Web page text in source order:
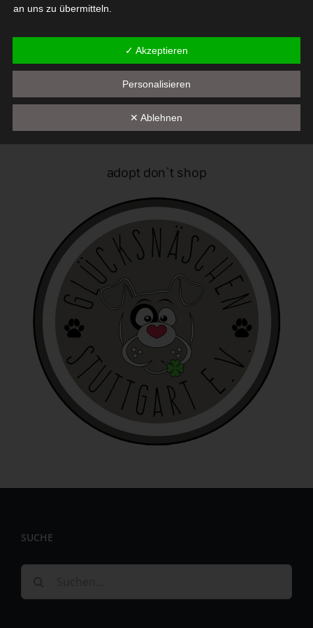
adopt don`t shop
SUCHE
nach:
an uns zu übermitteln.
Begriffsbestimmungen
Die Datenschutzerklärung beruht auf den Begrifflichkeiten, die
durch den Europäischen Richtlinien- und Verordnungsgeber
beim Erlass der Datenschutz-Grundverordnung (DS-GVO)
verwendet wurden. Unsere Datenschutzerklärung soll sowohl für
die Öffentlichkeit als auch für unsere Kunden und
Begrifflichkeiten erläutern.
Wir verwenden in dieser Datenschutzerklärung unter anderem
die folgenden Begriffe:
a) personenbezogene Daten
Personenbezogene Daten sind alle Informationen, die
sich auf eine identifizierte oder identifizierbare natürliche
Person (im Folgenden "betroffene Person") beziehen. Als
identifizierbar wird eine natürliche Person angesehen, die
direkt oder indirekt, insbesondere mittels Zuordnung zu
einer Kennung wie einem Namen, zu einer Kennnummer,
zu Standortdaten, zu einer Online-Kennung oder zu
einem oder mehreren besonderen Merkmalen, die
Ausdruck der physischen, physiologischen, genetischen,
psychischen, wirtschaftlichen, kulturellen oder sozialen
Identität dieser natürlichen Person sind, identifiziert
Betroffene Person ist jede identifizierte oder
Verantwortlichen verarbeitet werden.
Verfahren ausgeführte Vorgang oder jede solche
✓ Akzeptieren
Personalisieren
✕ Ablehnen